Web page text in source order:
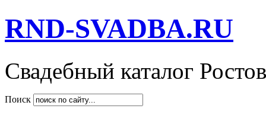
RND-SVADBA.RU
Свадебный каталог
Поиск